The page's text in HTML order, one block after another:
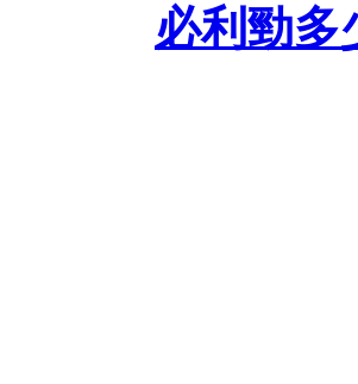
必利勁多